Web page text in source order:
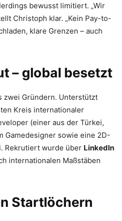
bewusst limitiert. „Wir
Christoph klar. „Kein Pay-to-
klare Grenzen – auch
– global besetzt
zwei Gründern. Unterstützt
Kreis internationaler
(einer aus der Türkei,
Gamedesigner sowie eine 2D-
Rekrutiert wurde über LinkedIn
internationalen Maßstäben
Startlöchern